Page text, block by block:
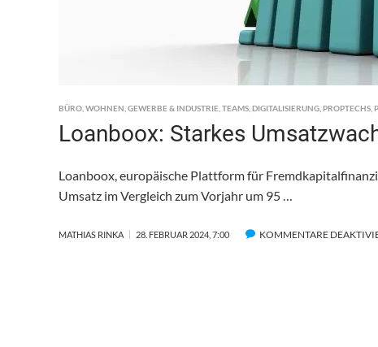
BÜRO WOHNEN GEWERBE & INDUSTRIE TEAMS DIGITALISIERUNG PROPTECHS
Loanboox: Starkes
Loanboox, europäische Plattform für
Umsatz im Vergleich zum Vorjahr um 95 …
MATHIAS RINKA 28. FEBRUAR 2024, 7:00 KOMMENTARE